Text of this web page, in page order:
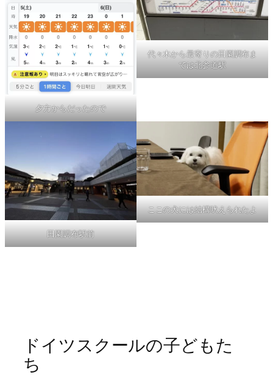
夕方からだったので
代々木から最寄りの田園調布ま
では北参道駅
田園調布駅前
ここの犬には結構吠えられたよ
ドイツスクールの子どもた
ち